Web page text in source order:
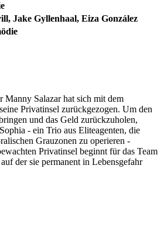
Jake Gyllenhaal, Eiza González
Salazar hat sich mit dem
Privatinsel zurückgezogen. Um den
und das Geld zurückzuholen,
- ein Trio aus Eliteagenten, die
Grauzonen zu operieren -
Privatinsel beginnt für das Team
der sie permanent in Lebensgefahr